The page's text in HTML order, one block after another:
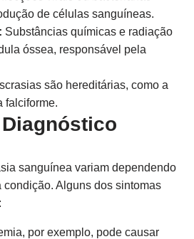
de células sanguíneas.
Substâncias químicas e radiação
óssea, responsável pela
são hereditárias, como a
falciforme.
sanguínea variam dependendo
Alguns dos sintomas
por exemplo, pode causar